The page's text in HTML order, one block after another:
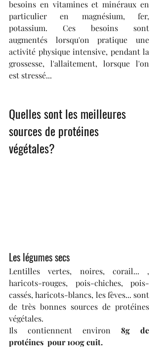
besoins en vitamines et minéraux en
particulier en magnésium, fer,
potassium. Ces besoins sont
augmentés lorsqu'on pratique une
activité physique intensive, pendant la
grossesse, l'allaitement, lorsque l'on
est stressé...
Quelles sont les meilleures
sources de protéines
végétales?
Les légumes secs
Lentilles vertes, noires, corail... ,
haricots-rouges, pois-chiches, pois-
cassés, haricots-blancs, les fèves... sont
de très bonnes sources de protéines
végétales.
Ils contiennent environ 8g de
protéines  pour 100g cuit.